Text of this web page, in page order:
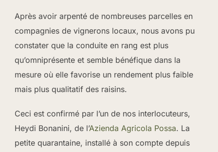
Après avoir arpenté de nombreuses parcelles en
compagnies de vignerons locaux, nous avons pu
constater que la conduite en rang est plus
qu’omniprésente et semble bénéfique dans la
mesure où elle favorise un rendement plus faible
mais plus qualitatif des raisins.
Ceci est confirmé par l’un de nos interlocuteurs,
Heydi Bonanini, de l’Azienda Agricola Possa. La
petite quarantaine, installé à son compte depuis